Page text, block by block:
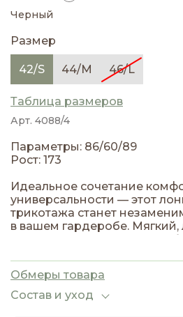
Черный
Размер
42/S 44/M 46/L
Таблица размеров
Арт. 4088/4
Параметры: 86/60/89
Рост: 173
Идеальное сочетание
универсальности — этот
трикотажа станет
в вашем гардеробе. Мягкий,
к телу, он подходит для
эластичностью, что
идеально садиться по
движений.
Обмеры товара
Состав и уход